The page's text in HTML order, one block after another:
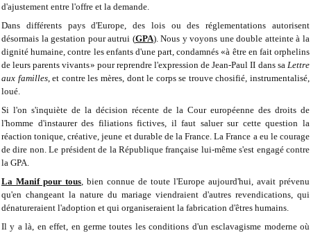
d'ajustement entre l'offre et la demande.
Dans différents pays d'Europe, des lois ou des réglementations autorisent
désormais la gestation pour autrui (GPA). Nous y voyons une double atteinte à la
dignité humaine, contre les enfants d'une part, condamnés «à être en fait orphelins
de leurs parents vivants» pour reprendre l'expression de Jean-Paul II dans sa Lettre
aux familles, et contre les mères, dont le corps se trouve chosifié, instrumentalisé,
loué.
Si l'on s'inquiète de la décision récente de la Cour européenne des droits de
l'homme d'instaurer des filiations fictives, il faut saluer sur cette question la
réaction tonique, créative, jeune et durable de la France. La France a eu le courage
de dire non. Le président de la République française lui-même s'est engagé contre
la GPA.
La Manif pour tous, bien connue de toute l'Europe aujourd'hui, avait prévenu
qu'en changeant la nature du mariage viendraient d'autres revendications, qui
dénatureraient l'adoption et qui organiseraient la fabrication d'êtres humains.
Il y a là, en effet, en germe toutes les conditions d'un esclavagisme moderne où